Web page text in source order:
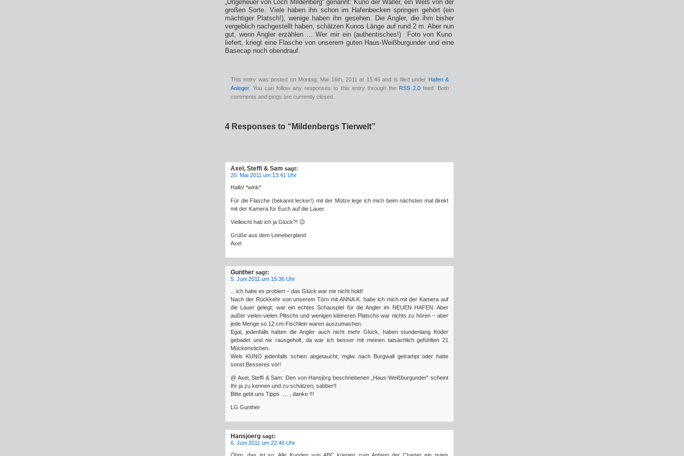
„Ungeheuer von Loch Mildenberg“ genannt: Kuno der Waller, ein Wels von der
großen Sorte. Viele haben ihn schon im Hafenbecken springen gehört (ein
mächtiger Platsch!), wenige haben ihn gesehen. Die Angler, die ihm bisher
vergeblich nachgestellt haben, schätzen Kunos Länge auf rund 2 m. Aber nun
gut, wenn Angler erzählen … Wer mir ein (authentisches!) Foto von Kuno
liefert, kriegt eine Flasche von unserem guten Haus-Weißburgunder und eine
Basecap noch obendrauf.
This entry was posted on Montag, Mai 16th, 2011 at 15:46 and is filed under Hafen &
Anleger. You can follow any responses to this entry through the RSS 2.0feed. Both
comments and pings are currently closed.
4 Responses to “Mildenbergs Tierwelt”
Axel, Steffi & Sam sagt:
20. Mai 2011 um 13:41 Uhr
Hallo! *wink*
Für die Flasche (bekannt lecker!) mit der Mütze lege ich mich beim nächsten mal direkt
mit der Kamera für Euch auf die Lauer.
Vielleicht hab ich ja Glück?! 😉
Grüße aus dem Leinebergland
Axel
Gunther sagt:
5. Juni 2011 um 15:36 Uhr
…ich habe es probiert – das Glück war mir nicht hold!
Nach der Rückkehr von unserem Törn mit ANNA K. habe ich mich mit der Kamera auf
die Lauer gelegt; war ein echtes Schauspiel für die Angler im NEUEN HAFEN. Aber
außer vielen vielen Plitschs und wenigen kleineren Platschs war nichts zu hören – aber
jede Menge so 12 cm-Fischlein waren auszumachen.
Egal, jedenfalls hatten die Angler auch nicht mehr Glück, haben stundenlang Köder
gebadet und nix rausgeholt, da war ich besser mit meinen tatsächlich gefühlten 21
Mückenstichen.
Wels KUNO jedenfalls schien abgetaucht, mglw. nach Burgwall getrampt oder hatte
sonst Besseres vor!
@ Axel, Steffi & Sam: Den von Hansjörg beschriebenen „Haus-Weißburgunder“ scheint
Ihr ja zu kennen und zu schätzen; sabber!!
Bitte gebt uns Tipps …. , danke !!!
LG Gunther
Hansjoerg sagt:
6. Juni 2011 um 22:46 Uhr